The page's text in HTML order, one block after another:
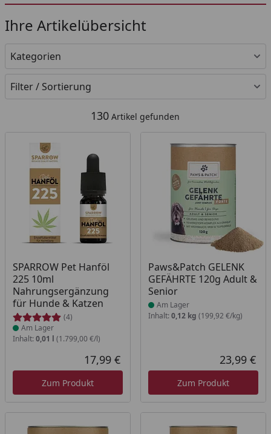
Ihre Artikelübersicht
Kategorien
Filter / Sortierung
130 Artikel gefunden
SPARROW Pet Hanföl
225 10ml
Nahrungsergänzung
für Hunde & Katzen
(4)
Produkt am Lager
Am Lager
Inhalt: 0,01 l (1.799,00 €/l)
Aktueller Preis
17,99 €
Zum Produkt
Paws&Patch GELENK
GEFÄHRTE 120g Adult &
Senior
Produkt am Lager
Am Lager
Inhalt: 0,12 kg (199,92 €/kg)
23,99 €
Zum Produkt